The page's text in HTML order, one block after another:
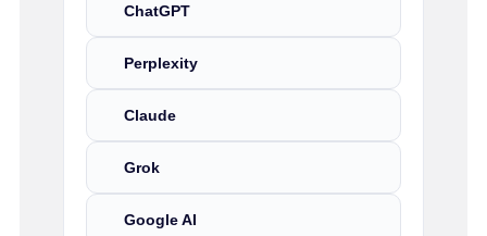
ChatGPT
Perplexity
Claude
Grok
Google AI